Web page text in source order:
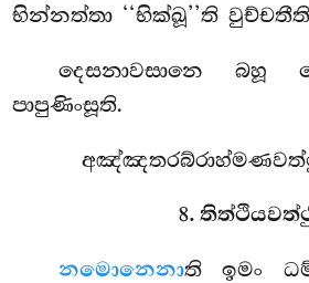
භින්නත්තා ‘‘භික්ඛූ’’ති
දෙසනාවසානෙ බහූ
පාපුණිංසූති.
8.
නමොනෙනාති ඉමං